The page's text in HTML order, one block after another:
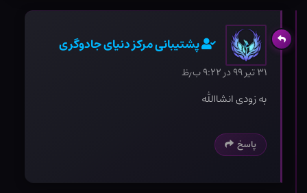
پشتیبانی مرکز دنیای جادوگری
۳۱ تیر ۹۹ در ۹:۲۲ ب٫ظ
به زودی انشاالله
پاسخ